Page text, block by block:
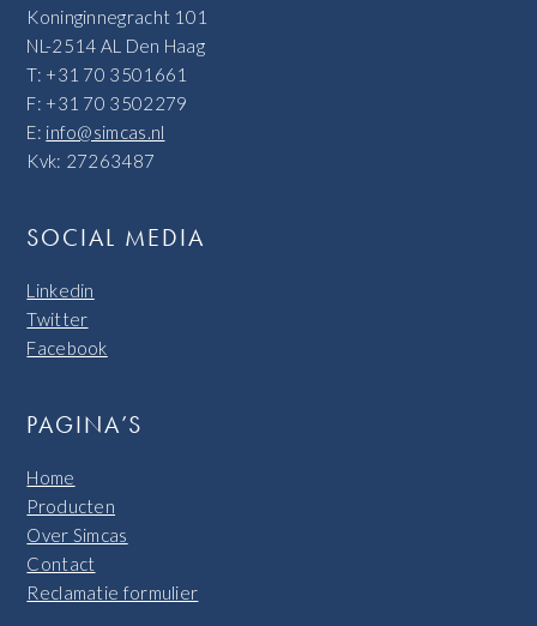
Koninginnegracht 101
NL-2514 AL Den Haag
T: +31 70 3501661
F: +31 70 3502279
E: info@simcas.nl
Kvk: 27263487
SOCIAL MEDIA
Linkedin
Twitter
Facebook
PAGINA’S
Home
Producten
Over Simcas
Contact
Reclamatie formulier